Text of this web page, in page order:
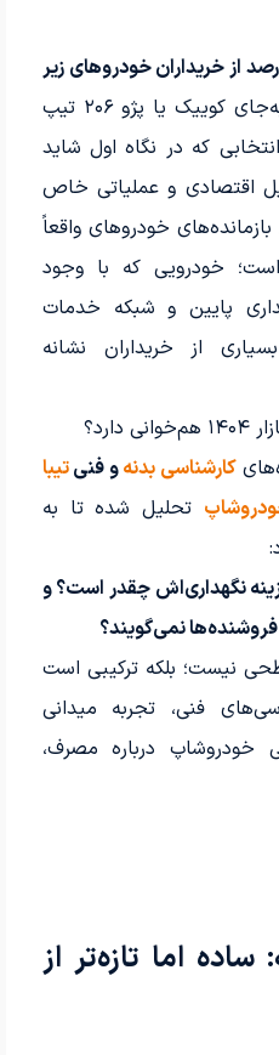
درصد از خریداران خودروهای زیر
دوباره به‌جای کوییک یا پژو ۲۰۶ تیپ
که در نگاه اول شاید
اقتصادی و عملیاتی خاص
۲ از آخرین بازمانده‌های خودروهای واقعاً
است؛ خودرویی که با وجود
پایین و شبکه خدمات
از خریداران نشانه
کارشناسی بدنهو فنیتیبا
تحلیل شده تا به
هزینه نگهداری‌اش چقدر است؟ و
فروشنده‌ها نمی‌گویند؟
نیست؛ بلکه ترکیبی است
فنی، تجربه میدانی
خودروشاپ درباره مصرف،
اما تازه‌تر از